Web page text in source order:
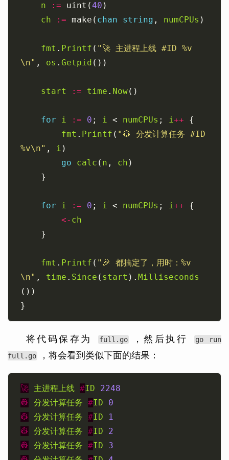
n
:= uint(40
ch
:= make( chan string , numCPUs
fmt . Printf ( "🚀 主进程上线 #ID %v
\n" , os . Getpid
start := time . Now
for i := 0 ; i < numCPUs ; i++
fmt . Printf ( "👷 分发计算任务 #ID
%v\n" , i
go
calc ( n , ch
for i := 0 ; i < numCPUs ; i++
<- ch
fmt . Printf ( "🎉 都搞定了，用时：%v
\n" , time . Since ( start ). Milliseconds
将代码保存为 full.go ，然后执行
go run
full.go
，将会看到类似下面的结果：
🚀 主进程上线 #ID
2248
👷
分发计算任务 #ID
0
👷
分发计算任务 #ID
1
👷
分发计算任务 #ID
2
👷
分发计算任务 #ID
3